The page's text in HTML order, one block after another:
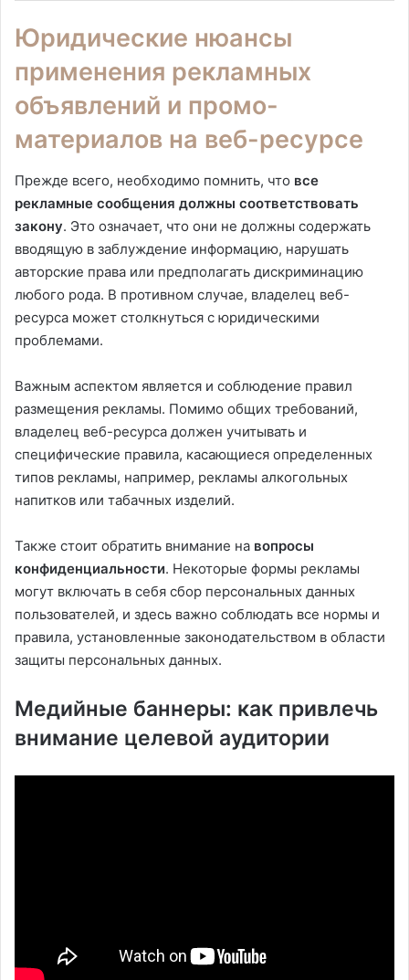
Юридические нюансы
применения рекламных
объявлений и промо-
материалов на веб-ресурсе
Прежде всего, необходимо помнить, что все
рекламные сообщения должны соответствовать
закону. Это означает, что они не должны содержать
вводящую в заблуждение информацию, нарушать
авторские права или предполагать дискриминацию
любого рода. В противном случае, владелец веб-
ресурса может столкнуться с юридическими
проблемами.
Важным аспектом является и соблюдение правил
размещения рекламы. Помимо общих требований,
владелец веб-ресурса должен учитывать и
специфические правила, касающиеся определенных
типов рекламы, например, рекламы алкогольных
напитков или табачных изделий.
Также стоит обратить внимание на вопросы
конфиденциальности. Некоторые формы рекламы
могут включать в себя сбор персональных данных
пользователей, и здесь важно соблюдать все нормы и
правила, установленные законодательством в области
защиты персональных данных.
Медийные баннеры: как привлечь
внимание целевой аудитории